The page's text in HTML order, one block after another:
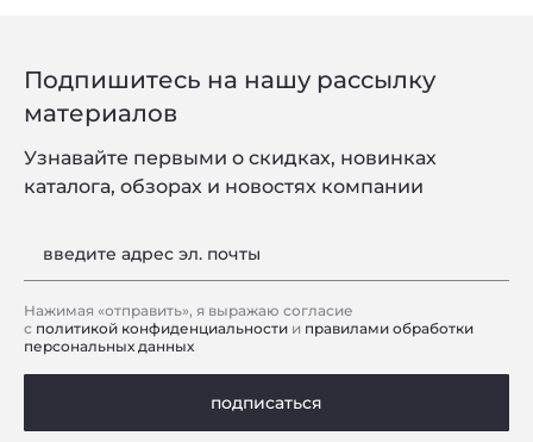
Подпишитесь на нашу рассылку
материалов
Узнавайте первыми о скидках, новинках
каталога, обзорах и новостях компании
введите адрес эл. почты
Нажимая «отправить», я выражаю согласие
с политикой конфиденциальности и правилами обработки
персональных данных
подписаться